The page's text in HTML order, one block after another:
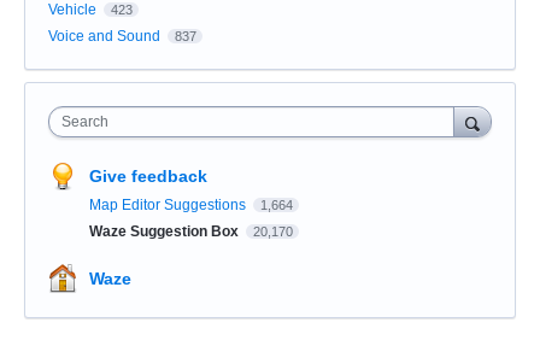
Vehicle 423
Voice and Sound 837
Search
Give feedback
Map Editor Suggestions 1,664
Waze Suggestion Box 20,170
Waze